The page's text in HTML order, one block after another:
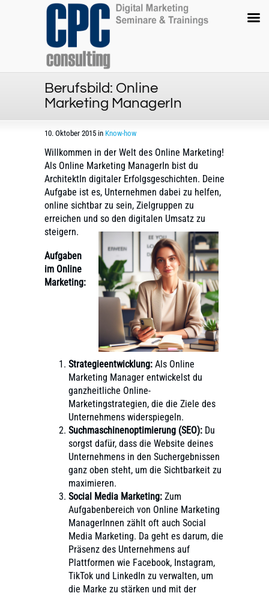
Berufsbild: Online
Marketing ManagerIn
10. Oktober 2015 in Know-how
Willkommen in der Welt des Online Marketing!
Als Online Marketing ManagerIn bist du
ArchitektIn digitaler Erfolgsgeschichten. Deine
Aufgabe ist es, Unternehmen dabei zu helfen,
online sichtbar zu sein, Zielgruppen zu
erreichen und so den digitalen Umsatz zu
steigern.
Aufgaben
im Online
Marketing:
Strategieentwicklung: Als Online
Marketing Manager entwickelst du
ganzheitliche Online-
Marketingstrategien, die die Ziele des
Unternehmens widerspiegeln.
Suchmaschinenoptimierung (SEO): Du
sorgst dafür, dass die Website deines
Unternehmens in den Suchergebnissen
ganz oben steht, um die Sichtbarkeit zu
maximieren.
Social Media Marketing: Zum
Aufgabenbereich von Online Marketing
ManagerInnen zählt oft auch Social
Media Marketing. Da geht es darum, die
Präsenz des Unternehmens auf
Plattformen wie Facebook, Instagram,
TikTok und LinkedIn zu verwalten, um
die Marke zu stärken und mit der